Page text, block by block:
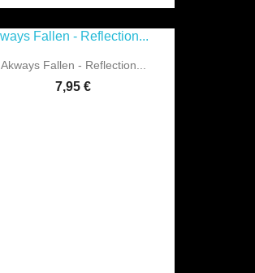
Akways Fallen - Reflection...
7,95 €